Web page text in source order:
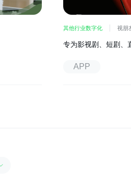
其他行业数字化 视朋
专为影视剧、短剧、
APP